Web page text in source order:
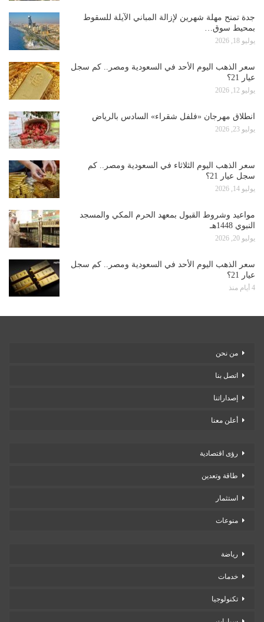
جدة تمنح مهلة شهرين لإزالة المباني الآيلة للسقوط
بمحيط سوق…
يوليو 18, 2026
سعر الذهب اليوم الأحد في السعودية ومصر.. كم سجل
عيار 21؟
يوليو 12, 2026
انطلاق مهرجان «فلفل شقراء» السادس بالرياض
يوليو 23, 2026
سعر الذهب اليوم الثلاثاء في السعودية ومصر.. كم
سجل عيار 21؟
يوليو 14, 2026
مواعيد وشروط القبول بمعهد الحرم المكي والمسجد
النبوي 1448هـ
يوليو 20, 2026
سعر الذهب اليوم الأحد في السعودية ومصر.. كم سجل
عيار 21؟
4 أيام منذ
من نحن
اتصل بنا
إصداراتنا
أعلن معنا
رؤى اقتصادية
طاقة وتعدين
استثمار
منوعات
رياضة
خدمات
تكنولوجيا